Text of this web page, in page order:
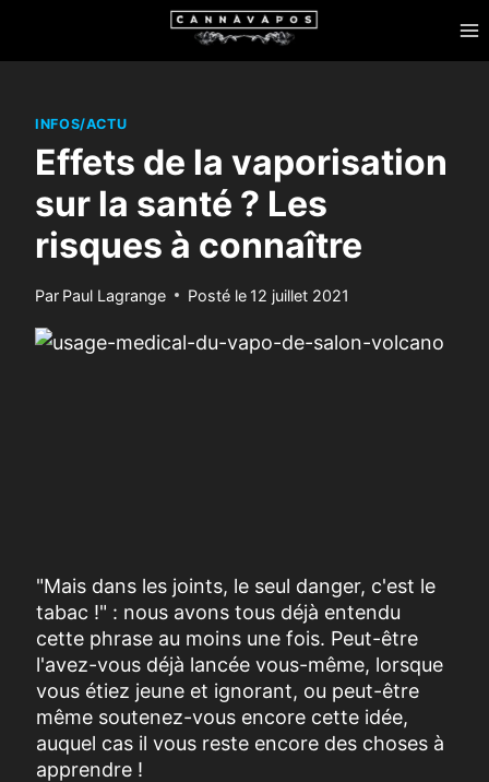
INFOS/ACTU
Effets de la vaporisation
sur la santé ? Les
risques à connaître
Par Paul Lagrange Posté le 12 juillet 2021
"Mais dans les joints, le seul danger, c'est le
tabac !" : nous avons tous déjà entendu
cette phrase au moins une fois. Peut-être
l'avez-vous déjà lancée vous-même, lorsque
vous étiez jeune et ignorant, ou peut-être
même soutenez-vous encore cette idée,
auquel cas il vous reste encore des choses à
apprendre !